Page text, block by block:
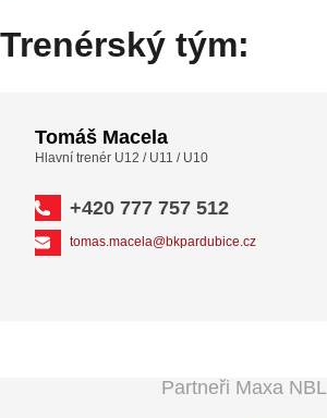
Trenérský tým:
Tomáš Macela
Hlavní trenér U12 / U11 / U10
+420 777 757 512
tomas.macela@bkpardubice.cz
Partneři Maxa NBL